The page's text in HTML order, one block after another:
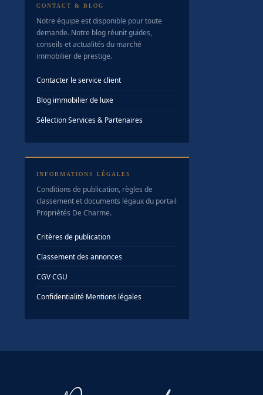
CONTACT & BLOG
Notre équipe est disponible pour toute
demande. Notre blog réunit guides,
conseils et actualités du marché
immobilier de prestige.
Contacter le service client
Blog immobilier de luxe
Sélection Services & Partenaires
INFORMATIONS LÉGALES
Conditions de publication, règles de
classement et documents légaux du portail
Propriétés De Charme.
Critères de publication
Classement des annonces
CGV·CGU
Confidentialité·Mentions légales